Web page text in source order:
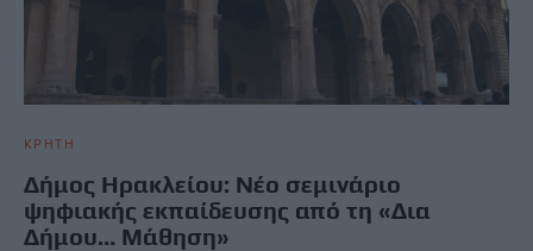
ΚΡΗΤΗ
Δήμος Ηρακλείου: Νέο σεμινάριο
ψηφιακής εκπαίδευσης από τη «Δια
Δήμου… Μάθηση»